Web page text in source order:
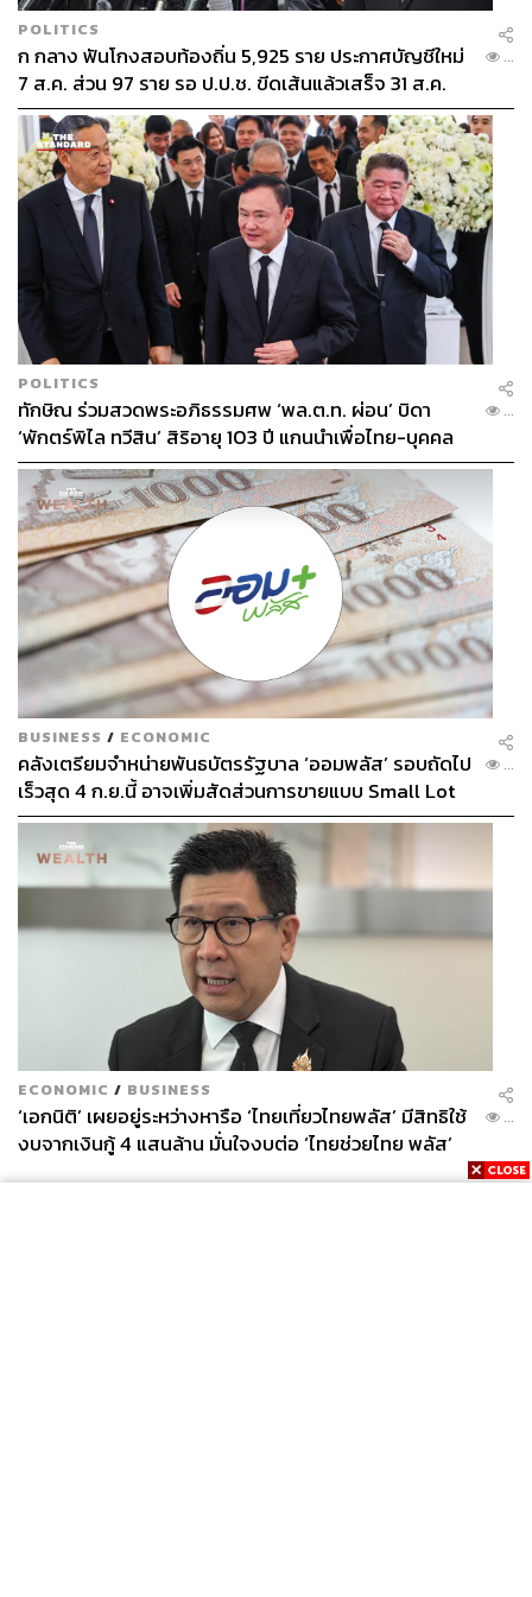
สิบปากว่าไม่เท่าตาเห็น คามิโคจิช่างสวยงามสมคำร่ำลือ ว่า
กันว่าที่นี่มาฤดูไหนก็สวย หน้าร้อนเขียวชอุ่มมีดอกไม้ชูช่อ
เบ่งบาน ฤดูใบไม้เปลี่ยนสีปกคลุมด้วยสีสันทางธรรมชาติ
สำหรับคนที่มองหาสถานที่เที่ยวใหม่ๆ เบื่อคาวากุจิโกะหรือนิ
กโกะ แนะนำให้นั่งรถไฟมาลงยังนากาโนะ แล้วต่อรถบัสมา
คามิโคจิ เชื่อว่าคุณต้องชอบและหลงรักคามิโคจิเหมือนที่ผู้
เขียนยกให้ที่นี่เป็น One of my favorite in Japan.
ภาพ: พลอยจันทร์ สุขคง, Shutterstock
พิสูจน์อักษร: พรนภัส ชำนาญค้า
FYI
Getting there
มีสายการบินทั้งฟูลเซอร์วิสและราคาประหยัดบิน
ตรงจากกรุงเทพฯ-โตเกียว, เช็กตารางและเวลา
บินได้ที่Thai Airways
เป็นต้น จากนั้นต่อรถไฟหรือรสบัสไปลงสถานีนา
กาโนะ
วิธีการเดินทางไปคามิโคจิมีหลายวิธี
จากมัตสึโมโตะ (Matsumoto) ด้วยรถไฟหรือรถ
บัส: ขึ้นที่สถานี Matsumoto Station ด้วยรถไฟ
Matsumoto Electric Railway ไปลงที่ Shin-
Shimashima Station (30 นาที) ต่อรถบัสที่ไปยัง
Kamikochi (60 นาที)
จากทาคายามะ (Takayama) ด้วยรถบัส: ขึ้นรถที่
สถานี Takayama โดยรถบัส Nohi Bus ไปลงที่
Hirayu Onsen (60 นาที 1,570 เยน รถบัสออก
ชั่วโมงละรอบ) จากนั้นต่อรถบัสที่ไปยัง
Kamikochi (25 นาที)
สอบถามข้อมูลเพิ่มเติม คลิกkamikochi.or.jp
POLITICS
ก กลาง ฟันโกงสอบท้องถิ่น 5,925 ราย ประกาศบัญชีใหม่
7 ส.ค. ส่วน 97 ราย รอ ป.ป.ช. ขีดเส้นแล้วเสร็จ 31 ส.ค.
...
POLITICS
ทักษิณ ร่วมสวดพระอภิธรรมศพ ‘พล.ต.ท. ผ่อน’ บิดา
‘พักตร์พิไล ทวีสิน’ สิริอายุ 103 ปี แกนนำเพื่อไทย-บุคคล
หลากวงการร่วมอาลัย
...
BUSINESS / ECONOMIC
คลังเตรียมจำหน่ายพันธบัตรรัฐบาล ‘ออมพลัส’ รอบถัดไป
เร็วสุด 4 ก.ย.นี้ อาจเพิ่มสัดส่วนการขายแบบ Small Lot
First มากขึ้น
...
ECONOMIC / BUSINESS
‘เอกนิติ’ เผยอยู่ระหว่างหารือ ‘ไทยเที่ยวไทยพลัส’ มีสิทธิใช้
งบจากเงินกู้ 4 แสนล้าน มั่นใจงบต่อ ‘ไทยช่วยไทย พลัส’
เฟส 2 มีเพียงพอ
...